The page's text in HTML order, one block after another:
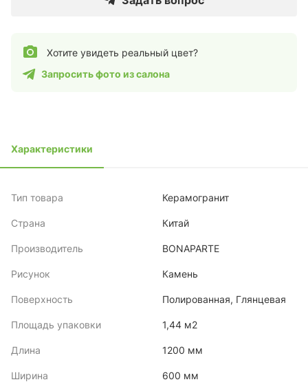
Хотите увидеть реальный цвет?
Запросить фото из салона
Характеристики
Тип товара Керамогранит
Страна Китай
Производитель BONAPARTE
Рисунок Камень
Поверхность Полированная, Глянцевая
Площадь упаковки 1,44 м2
Длина 1200 мм
Ширина 600 мм